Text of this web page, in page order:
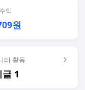
익
원
티 활동
1